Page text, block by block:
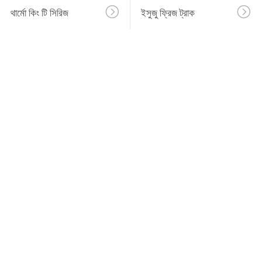
থার্মো কিং টি সিরিজ ইসুজু ফ্রিজ ট্রাক